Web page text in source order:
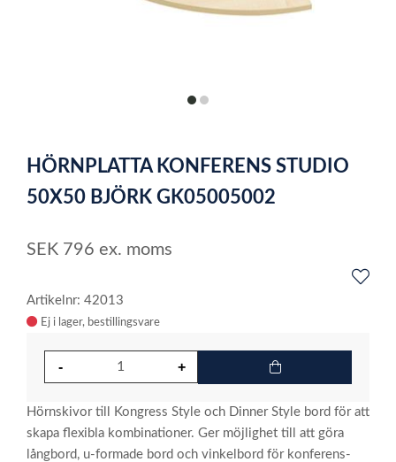
itemitem
of
2
HÖRNPLATTA KONFERENS STUDIO
50X50 BJÖRK GK05005002
SEK 796 ex. moms
Artikelnr: 42013
Ej i lager
Hörnskivor till Kongress Style och Dinner Style bord för att
skapa flexibla kombinationer. Ger möjlighet till att göra
långbord, u-formade bord och vinkelbord för konferens-